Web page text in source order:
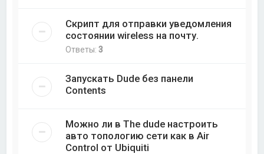
Скрипт для отправки уведомления
состоянии wireless на почту.
Ответы:3
Запускать Dude без панели
Contents
Можно ли в The dude настроить
авто топологию сети как в Air
Control от Ubiquiti